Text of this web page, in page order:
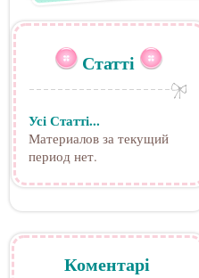
Статті
Усі Статті...
Материалов за текущий
период нет.
Коментарі